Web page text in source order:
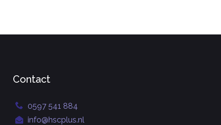
Contact
0597 541 884
info@hscplus.nl